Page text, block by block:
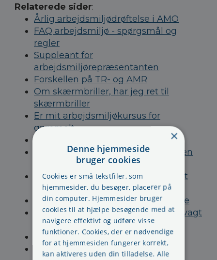
Relaterede sider:
Årlig arbejdsmiljødrøftelse i AMO
FAQ arbejdsmiljø - spørgsmål og
regler
Suppleant for
arbejdsmiljørepræsentanten
Forskellen på TR- og AMR
Om skærmbriller, har jeg ret til
skærmbriller
Er mit arbejdsmiljøkursus for
gammelt
Tilsidesættelse af 11 timers reglen
Om at bliver indkaldt til møde på en
Kan man stoppe i utide - som valgt
AMR
Videoovervågning af medarbejdere
Arbejde som brandmand på døgnvagt
og hviletid
Mit kursusbevis fra er blevet væk
11 timers reglen - Kompenserende
×
Denne hjemmeside
bruger cookies
Cookies er små tekstfiler, som
hjemmesider, du besøger, placerer på
din computer. Hjemmesider bruger
cookies til at hjælpe besøgende med at
navigere effektivt og udføre visse
funktioner. Cookies, der er nødvendige
for at hjemmesiden fungerer korrekt,
kan aktiveres uden din tilladelse. Alle